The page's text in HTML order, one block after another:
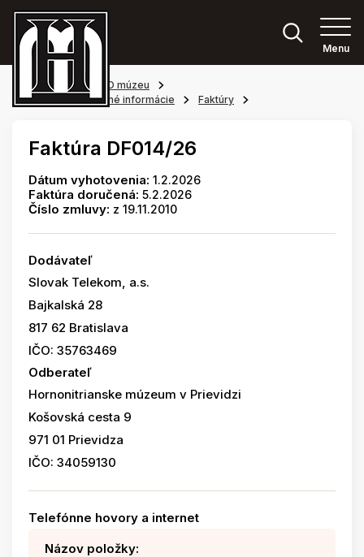
Menu
Hlavná stránka
O múzeu
Povinne zverejňované informácie
Faktúry
Faktúra DF014/26
Dátum vyhotovenia: 1.2.2026
Faktúra doručená: 5.2.2026
Číslo zmluvy: z 19.11.2010
Dodávateľ
Slovak Telekom, a.s.
Bajkalská 28
817 62 Bratislava
IČO: 35763469
Odberateľ
Hornonitrianske múzeum v Prievidzi
Košovská cesta 9
971 01 Prievidza
IČO: 34059130
Telefónne hovory a internet
Názov položky: